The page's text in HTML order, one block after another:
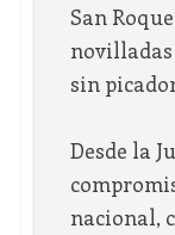
San
sin
Desde la
nacional,